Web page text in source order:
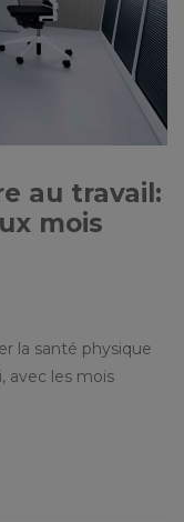
au travail:
mois
la santé physique
avec les mois